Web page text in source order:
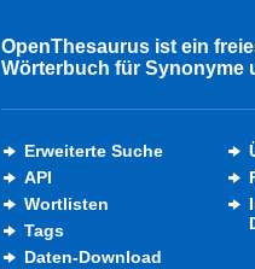
OpenThesaurus ist ein
Wörterbuch für Synonyme
Erweiterte Suche
API
Wortlisten
Tags
Daten-Download